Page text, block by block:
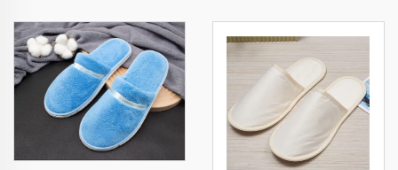
לגברים ולנשים, לחדרי מלון